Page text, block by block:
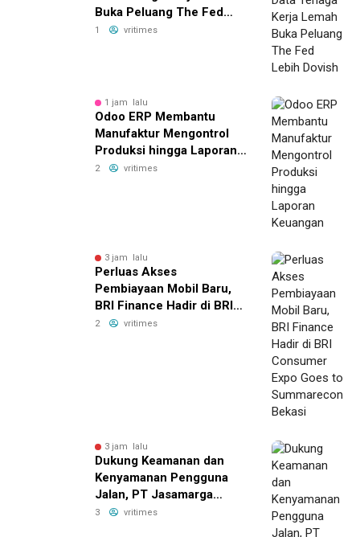
Buka Peluang The Fed
Lebih Dovish
1 vritimes
1 jam lalu
Odoo ERP Membantu
Manufaktur Mengontrol
Produksi hingga Laporan
Keuangan
2 vritimes
3 jam lalu
Perluas Akses
Pembiayaan Mobil Baru,
BRI Finance Hadir di BRI
Consumer Expo Goes to
2 vritimes
3 jam lalu
Dukung Keamanan dan
Kenyamanan Pengguna
Jalan, PT Jasamarga
Tollroad Maintenance
3 vritimes